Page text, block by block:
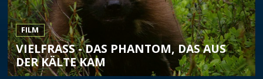
FILM
VIELFRASS - DAS PHANTOM, DAS AUS D
ER KÄLTE KAM